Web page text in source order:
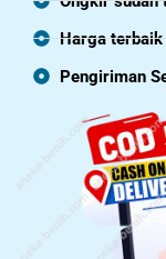
Harga terbaik
Pengiriman